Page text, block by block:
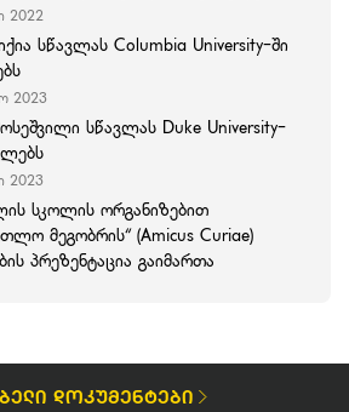
2022
სწავლას Columbia University-ში
2023
სწავლას Duke University-
2023
სკოლის ორგანიზებით
მეგობრის“ (Amicus Curiae)
პრეზენტაცია გაიმართა
Დოკუმენტები